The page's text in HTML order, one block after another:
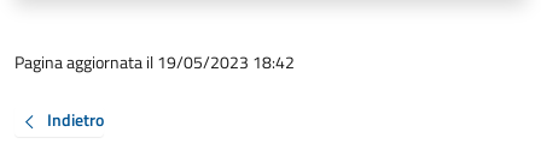
Pagina aggiornata il 19/05/2023 18:42
Indietro